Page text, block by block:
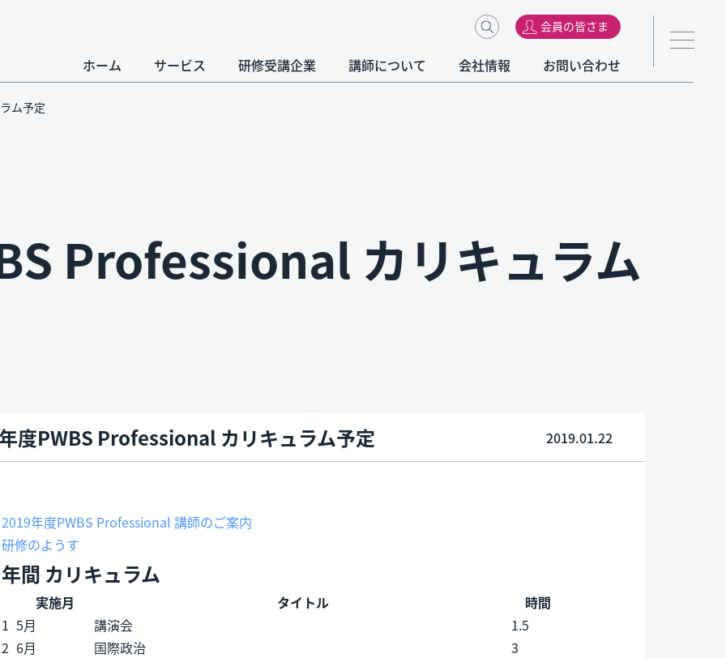
会員の皆さま
ホーム サービス 研修受講企業 講師について 会社情報 お問い合わせ
ム予定
Professional カリキュラム
度PWBS Professional カリキュラム予定 2019.01.22
2019年度PWBS Professional 講師のご案内
研修のようす
年間 カリキュラム
実施月 タイトル
時間
1 5月 講演会
1.5
2 6月 国際政治
3